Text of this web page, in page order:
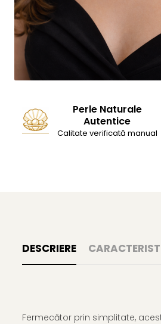
Perle Naturale
Autentice
Calitate verificată manual
DESCRIERE
Fermecător prin simplitate,